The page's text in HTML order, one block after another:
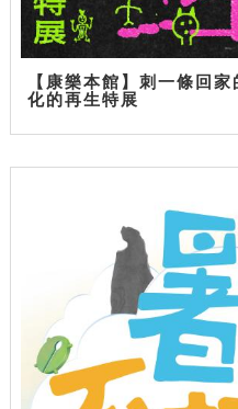
【康樂本館】刺一條回
化的再生特展